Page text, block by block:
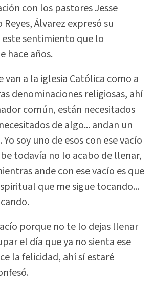
con los pastores Jesse
Reyes, Álvarez expresó su
sentimiento que lo
hace años.
van a la iglesia Católica como a
denominaciones religiosas, ahí
común, están necesitados
de algo... andan un
soy uno de esos con ese vacío
todavía no lo acabo de llenar,
ande con ese vacío es que
que me sigue tocando...
porque no te lo dejas llenar
el día que ya no sienta ese
la felicidad, ahí sí estaré